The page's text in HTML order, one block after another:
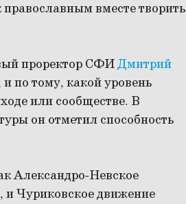
вместе творить
проректор СФИДмитрий
по тому, какой уровень
или сообществе. В
он отметил способность
Александро-Невское
и Чуриковское движение